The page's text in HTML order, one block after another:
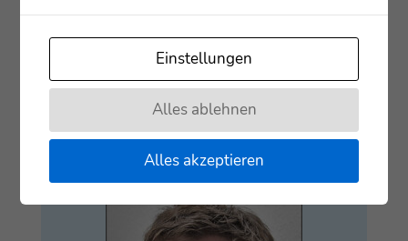
Mobil: 0172 247 589
Fax: 0611 6907511
Mobil: 0174 9529558
E‑Mail:m.schmuck@lebenshilfe-
wiesbaden.de
Einstellungen
Alles ablehnen
Alles akzeptieren